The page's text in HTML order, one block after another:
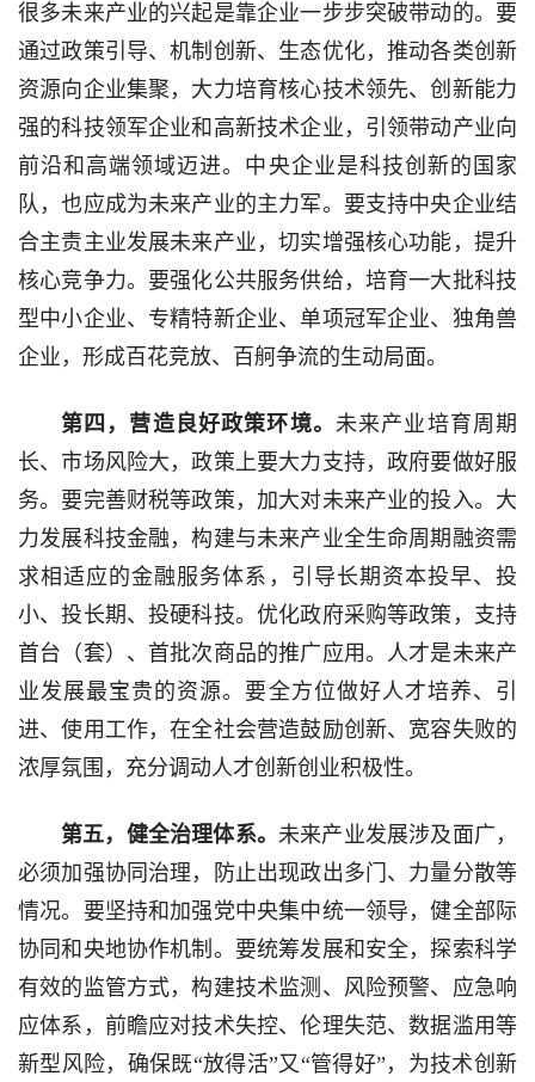
很多未来产业的兴起是靠企业一步步突破带动的。要
通过政策引导、机制创新、生态优化，推动各类创新
资源向企业集聚，大力培育核心技术领先、创新能力
强的科技领军企业和高新技术企业，引领带动产业向
前沿和高端领域迈进。中央企业是科技创新的国家
队，也应成为未来产业的主力军。要支持中央企业结
合主责主业发展未来产业，切实增强核心功能，提升
核心竞争力。要强化公共服务供给，培育一大批科技
型中小企业、专精特新企业、单项冠军企业、独角兽
企业，形成百花竞放、百舸争流的生动局面。
第四，营造良好政策环境。 未来产业培育周期
长、市场风险大，政策上要大力支持，政府要做好服
务。要完善财税等政策，加大对未来产业的投入。大
力发展科技金融，构建与未来产业全生命周期融资需
求相适应的金融服务体系，引导长期资本投早、投
小、投长期、投硬科技。优化政府采购等政策，支持
首台（套）、首批次商品的推广应用。人才是未来产
业发展最宝贵的资源。要全方位做好人才培养、引
进、使用工作，在全社会营造鼓励创新、宽容失败的
浓厚氛围，充分调动人才创新创业积极性。
第五，健全治理体系。 未来产业发展涉及面广，
必须加强协同治理，防止出现政出多门、力量分散等
情况。要坚持和加强党中央集中统一领导，健全部际
协同和央地协作机制。要统筹发展和安全，探索科学
有效的监管方式，构建技术监测、风险预警、应急响
应体系，前瞻应对技术失控、伦理失范、数据滥用等
新型风险，确保既“放得活”又“管得好”，为技术创新